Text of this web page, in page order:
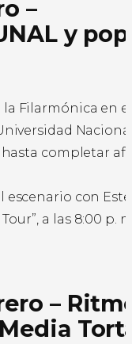
–
y pop
la Filarmónica en el
hasta completar
escenario con
a las 8:00 p.
–